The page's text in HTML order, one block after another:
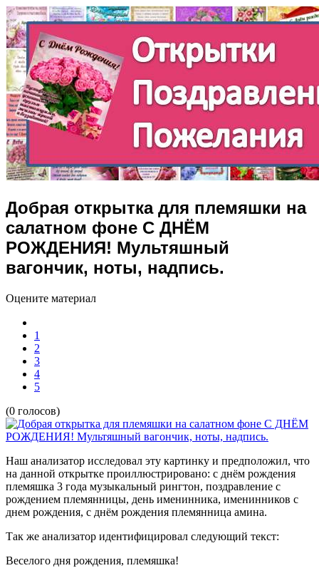
Добрая открытка для племяшки на
салатном фоне С ДНЁМ
РОЖДЕНИЯ! Мультяшный
вагончик, ноты, надпись.
Оцените материал
1
2
3
4
5
(0 голосов)
Наш анализатор исследовал эту картинку и предположил, что
на данной открытке проиллюстрировано: с днём рождения
племяшка 3 года музыкальный рингтон, поздравление с
рождением племянницы, день именинника, именинников с
днем рождения, с днём рождения племянница амина.
Так же анализатор идентифицировал следующий текст:
Веселого дня рождения, племяшка!